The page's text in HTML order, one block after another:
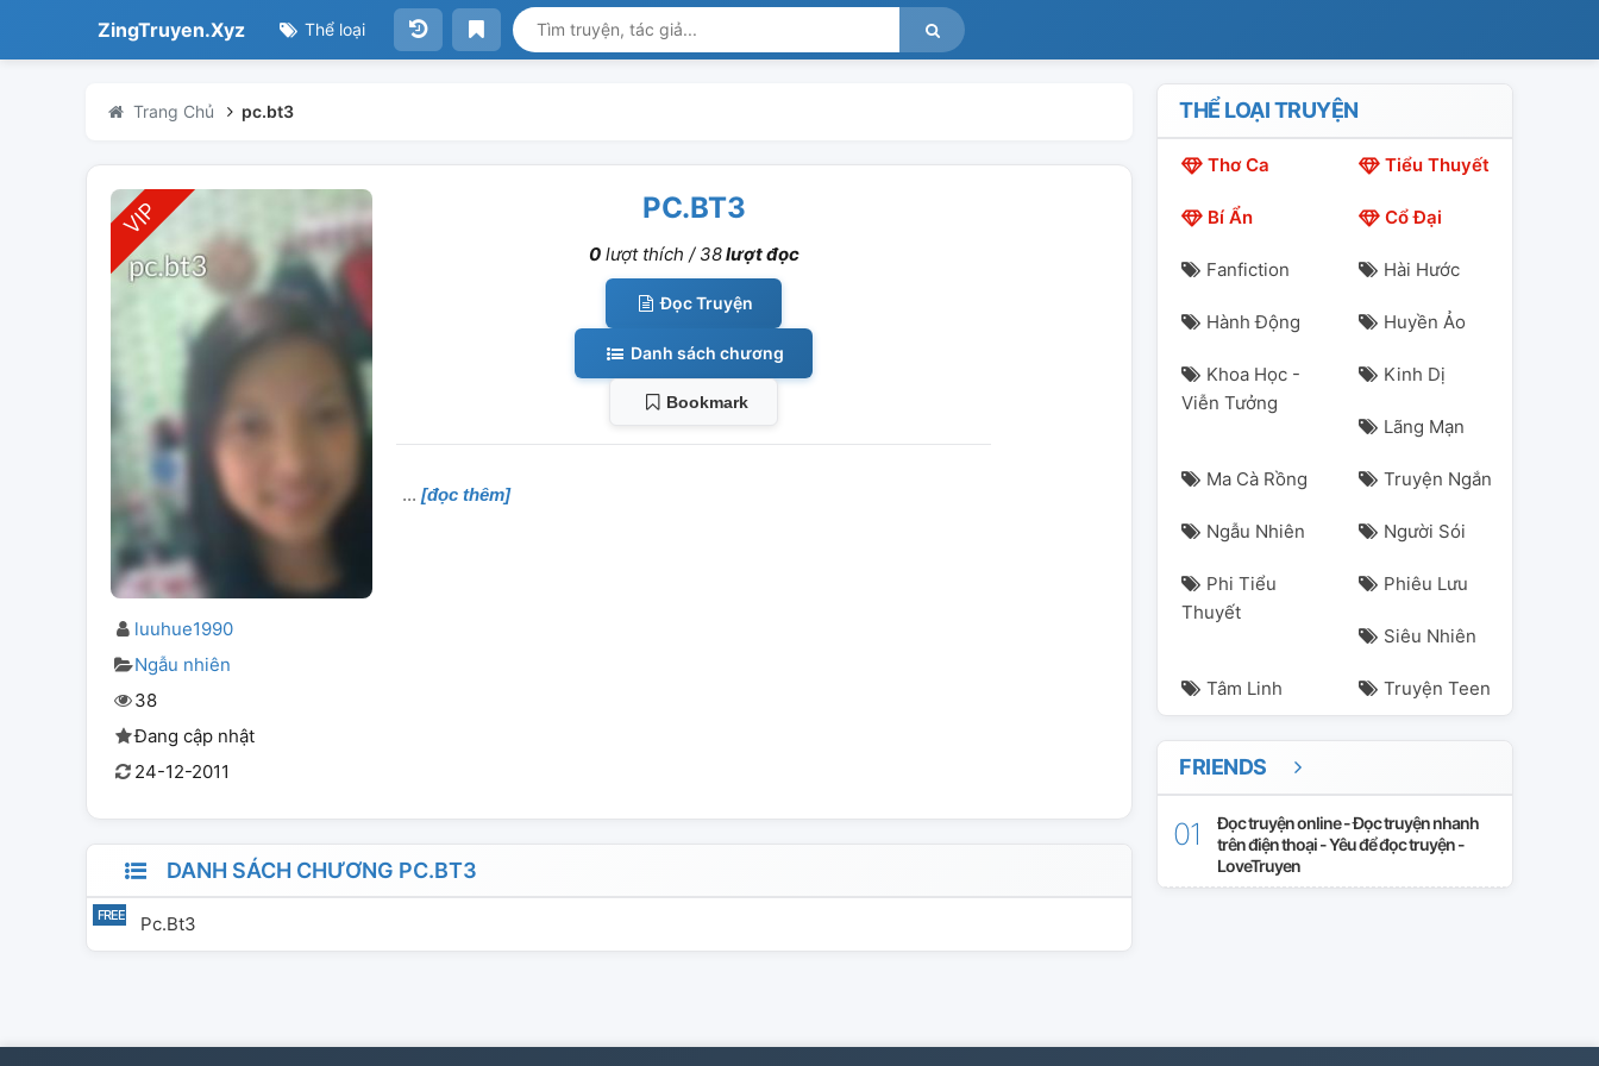
ZingTruyen.Xyz Thể loại
Trang Chủ pc.bt3
luuhue1990
Ngẫu nhiên
38
Đang cập nhật
24-12-2011
PC.BT3
0lượt thích / 38lượt đọc
Đọc Truyện
Danh sách chương
Bookmark
[đọc thêm]
DANH SÁCH CHƯƠNG PC.BT3
Pc.bt3
THỂ LOẠI TRUYỆN
Thơ Ca Tiểu Thuyết
Bí Ẩn Cổ Đại
Fanfiction Hài Hước
Hành Động Huyền Ảo
Khoa Học -
Viễn Tưởng
Kinh Dị
Lãng Mạn
Ma Cà Rồng Truyện Ngắn
Ngẫu Nhiên Người Sói
Phi Tiểu
Thuyết
Phiêu Lưu
Siêu Nhiên
Tâm Linh Truyện Teen
FRIENDS
Đọc truyện online - Đọc truyện nhanh
trên điện thoại - Yêu để đọc truyện -
LoveTruyen